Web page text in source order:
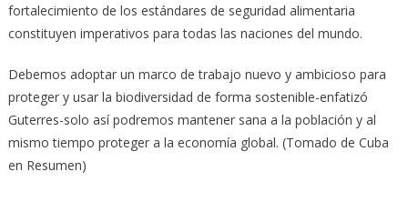
fortalecimiento de los estándares de seguridad alimentaria
constituyen imperativos para todas las naciones del mundo.
Debemos adoptar un marco de trabajo nuevo y ambicioso para
proteger y usar la biodiversidad de forma sostenible-enfatizó
Guterres-solo así podremos mantener sana a la población y al
mismo tiempo proteger a la economía global. (Tomado de Cuba
en Resumen)